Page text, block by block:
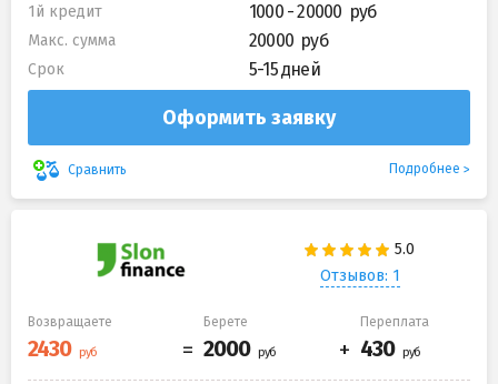
1й кредит 1000 - 20000
Макс. сумма 20000
Срок 5-15 дней
Оформить заявку
Сравнить Подробнее
Отзывов: 1
Возвращаете Берете Переплата